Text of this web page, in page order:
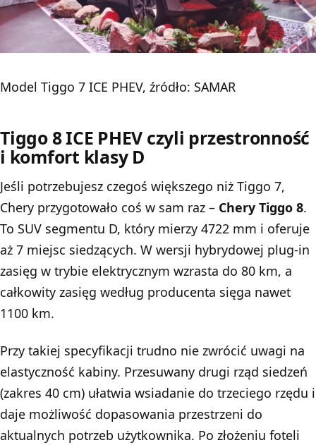
Model Tiggo 7 ICE PHEV, źródło: SAMAR
Tiggo 8 ICE PHEV czyli przestronność
i komfort klasy D
Jeśli potrzebujesz czegoś większego niż Tiggo 7,
Chery przygotowało coś w sam raz – Chery Tiggo 8.
To SUV segmentu D, który mierzy 4722 mm i oferuje
aż 7 miejsc siedzących. W wersji hybrydowej plug-in
zasięg w trybie elektrycznym wzrasta do 80 km, a
całkowity zasięg według producenta sięga nawet
1100 km.
Przy takiej specyfikacji trudno nie zwrócić uwagi na
elastyczność kabiny. Przesuwany drugi rząd siedzeń
(zakres 40 cm) ułatwia wsiadanie do trzeciego rzędu i
daje możliwość dopasowania przestrzeni do
aktualnych potrzeb użytkownika. Po złożeniu foteli